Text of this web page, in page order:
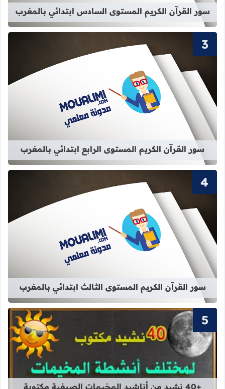
سور القرآن الكريم المستوى السادس ابتدائي بالمغرب
قراءة المزيد عن سور القرآن الكريم
سور القرآن الكريم المستوى الرابع ابتدائي بالمغرب
قراءة المزيد عن سور القرآن الكريم
سور القرآن الكريم المستوى الثالث ابتدائي بالمغرب
قراءة المزيد عن +40 نشيد من أناشيد المخيمات الصيفية مكتوبة بالفصحى
+40 نشيد من أناشيد المخيمات الصيفية مكتوبة